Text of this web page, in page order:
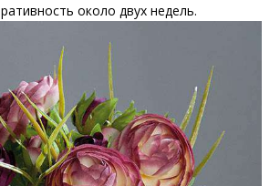
около двух недель.